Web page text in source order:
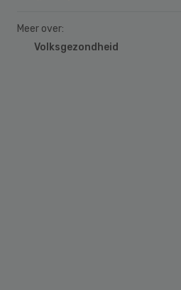
Meer over:
Volksgezondheid